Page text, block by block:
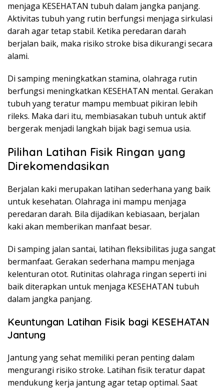
menjaga KESEHATAN tubuh dalam jangka panjang.
Aktivitas tubuh yang rutin berfungsi menjaga sirkulasi
darah agar tetap stabil. Ketika peredaran darah
berjalan baik, maka risiko stroke bisa dikurangi secara
alami.
Di samping meningkatkan stamina, olahraga rutin
berfungsi meningkatkan KESEHATAN mental. Gerakan
tubuh yang teratur mampu membuat pikiran lebih
rileks. Maka dari itu, membiasakan tubuh untuk aktif
bergerak menjadi langkah bijak bagi semua usia.
Pilihan Latihan Fisik Ringan yang
Direkomendasikan
Berjalan kaki merupakan latihan sederhana yang baik
untuk kesehatan. Olahraga ini mampu menjaga
peredaran darah. Bila dijadikan kebiasaan, berjalan
kaki akan memberikan manfaat besar.
Di samping jalan santai, latihan fleksibilitas juga sangat
bermanfaat. Gerakan sederhana mampu menjaga
kelenturan otot. Rutinitas olahraga ringan seperti ini
baik diterapkan untuk menjaga KESEHATAN tubuh
dalam jangka panjang.
Keuntungan Latihan Fisik bagi KESEHATAN
Jantung
Jantung yang sehat memiliki peran penting dalam
mengurangi risiko stroke. Latihan fisik teratur dapat
mendukung kerja jantung agar tetap optimal. Saat